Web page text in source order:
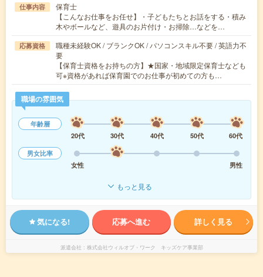
仕事内容
保育士
【こんなお仕事をお任せ】・子どもたちとお話をする・積み
木やボールなど、遊具のお片付け・お掃除…などを…
応募資格
職種未経験OK / ブランクOK / パソコンスキル不要 / 英語力不
要
【保育士資格をお持ちの方】★国家・地域限定保育士なども
可※資格があれば保育園でのお仕事が初めての方も…
職場の雰囲気
年齢層
20代
30代 40代 50代
60代
男女比率
女性
男性
もっと見る
気になる! 応募へ進む 詳しく見る
派遣会社 株式会社ウィルオブ・ワーク キッズケア事業部